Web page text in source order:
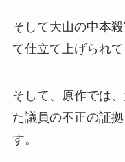
そして大山の中本
て仕立て上げられ
そして、原作では
た議員の不正の証
す。